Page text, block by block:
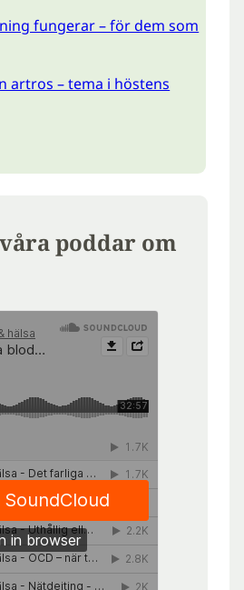
fungerar – för dem som
artros – tema i höstens
poddar om